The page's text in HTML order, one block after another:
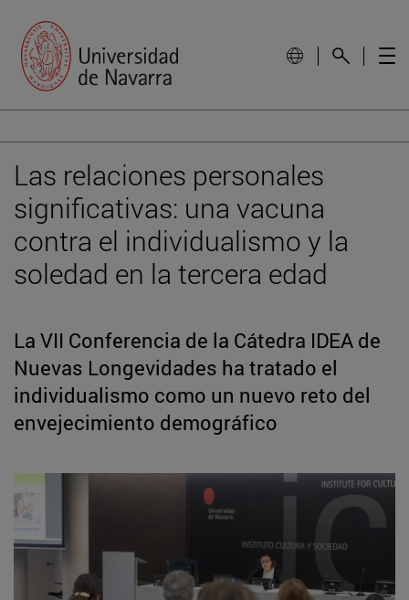
Las relaciones personales
significativas: una vacuna
contra el individualismo y la
soledad en la tercera edad
La VII Conferencia de la Cátedra IDEA de
Nuevas Longevidades ha tratado el
individualismo como un nuevo reto del
envejecimiento demográfico